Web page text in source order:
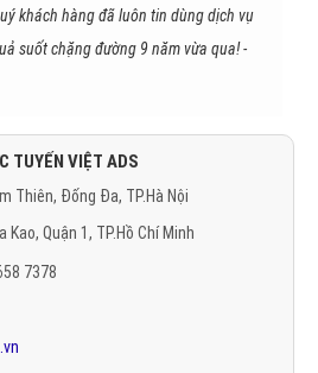
khách hàng đã luôn tin dùng dịch vụ
suốt chặng đường 9 năm vừa qua! -
TUYẾN VIỆT ADS
Thiên, Đống Đa, TP.Hà Nội
Quận 1, TP.Hồ Chí Minh
7378